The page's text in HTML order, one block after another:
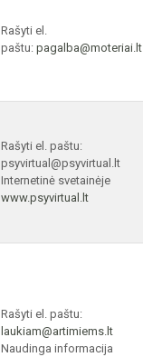
Rašyti el.
paštu: pagalba@moteriai.lt
Rašyti el. paštu:
psyvirtual@psyvirtual.lt
Internetinė svetainėje
www.psyvirtual.lt
Rašyti el. paštu:
laukiam@artimiems.lt
Naudinga informacija